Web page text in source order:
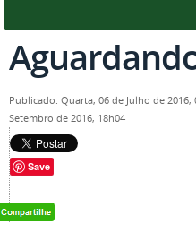
Publicado: Quarta, 06 de Julho de 2016,
Setembro de 2016, 18h04
Save